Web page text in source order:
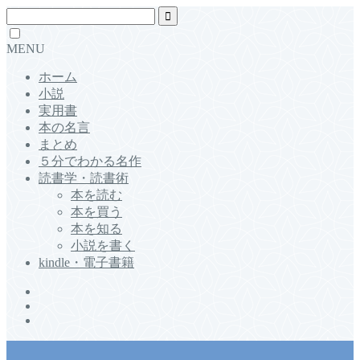
MENU
ホーム
小説
実用書
本の名言
まとめ
５分でわかる名作
読書学・読書術
本を読む
本を買う
本を知る
小説を書く
kindle・電子書籍